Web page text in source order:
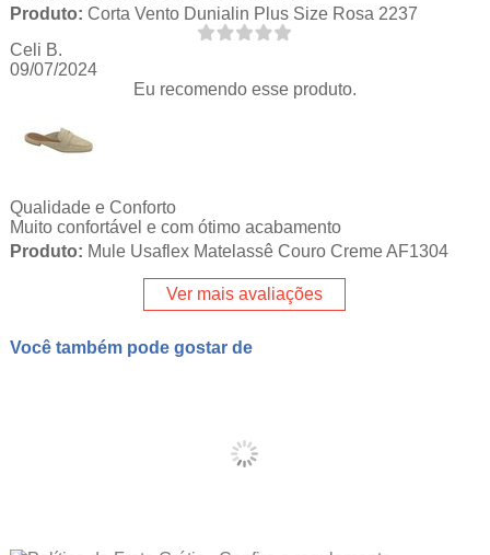
Produto: Corta Vento Dunialin Plus Size Rosa 2237
Celi B.
09/07/2024
Eu recomendo esse produto.
Qualidade e Conforto
Muito confortável e com ótimo acabamento
Produto: Mule Usaflex Matelassê Couro Creme AF1304
Ver mais avaliações
Você também pode gostar de